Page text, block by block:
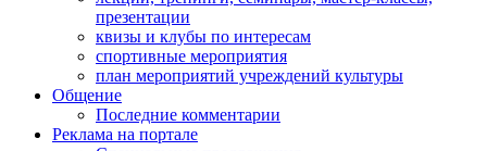
презентации
квизы и клубы по интересам
спортивные мероприятия
план мероприятий учреждений культуры
Общение
Последние комментарии
Реклама на портале